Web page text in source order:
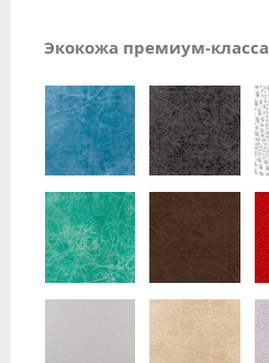
Экокожа премиум-класса